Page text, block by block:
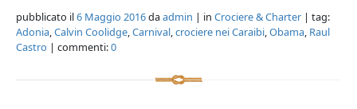
pubblicato il6 Maggio 2016daadmin | in Crociere & Charter | tag:
Adonia,Calvin Coolidge,Carnival,crociere nei Caraibi,Obama, Raul
Castro | commenti:0